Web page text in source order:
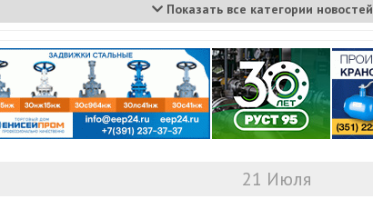
Показать все категории новостей
21 Июля